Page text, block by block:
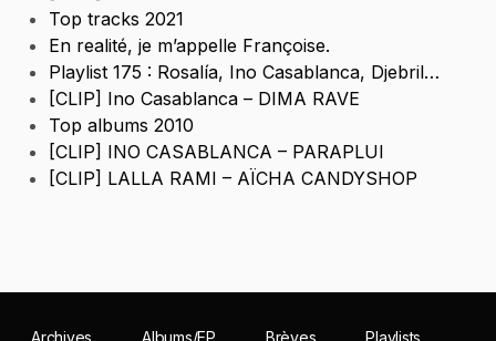
Top tracks 2021
En realité, je m’appelle Françoise.
Playlist 175 : Rosalía, Ino Casablanca, Djebril…
[CLIP] Ino Casablanca – DIMA RAVE
Top albums 2010
[CLIP] INO CASABLANCA – PARAPLUI
[CLIP] LALLA RAMI – AÏCHA CANDYSHOP